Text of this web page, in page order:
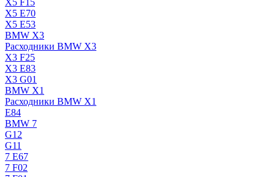
X5 F15
X5 E70
X5 E53
BMW X3
Расходники BMW X3
X3 F25
X3 E83
X3 G01
BMW X1
Расходники BMW X1
E84
BMW 7
G12
G11
7 Е67
7 F02